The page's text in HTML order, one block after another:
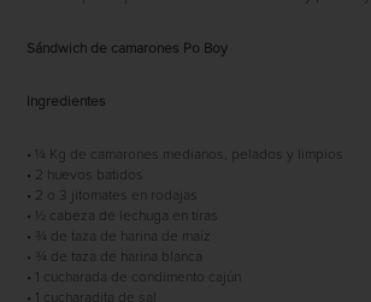
Sándwich de camarones Po Boy
Ingredientes
• ¼ Kg de camarones medianos, pelados y limpios
• 2 huevos batidos
• 2 o 3 jitomates en rodajas
• ½ cabeza de lechuga en tiras
• ¾ de taza de harina de maíz
• ¾ de taza de harina blanca
• 1 cucharada de condimento cajún
• 1 cucharadita de sal